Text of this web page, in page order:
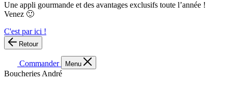
Une appli gourmande et des avantages exclusifs toute l’année !
Venez 🙂
C'est par ici !
Retour
Commander Menu
Boucheries André